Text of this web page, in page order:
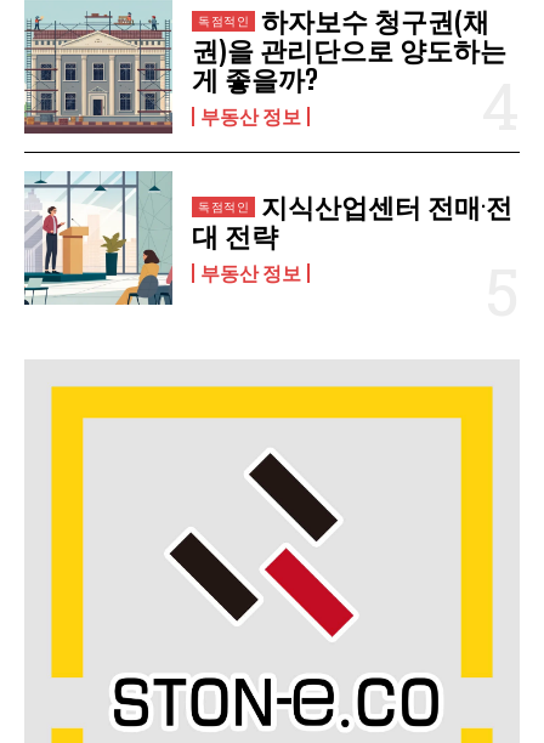
하자보수 청구권(채
권)을 관리단으로 양도하는
게 좋을까?
부동산 정보
지식산업센터 전매·전
대 전략
부동산 정보